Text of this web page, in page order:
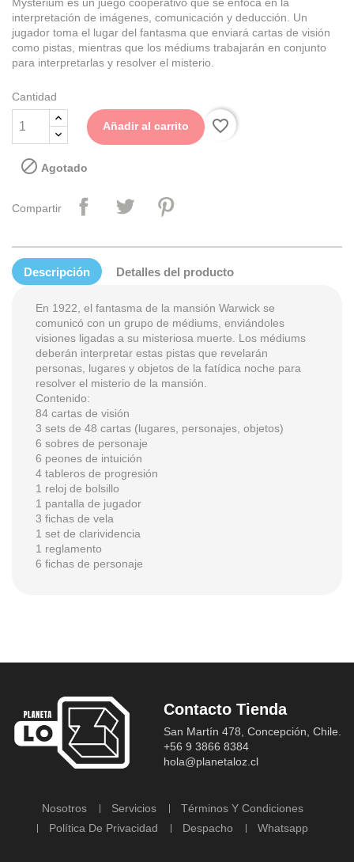
Mysterium es un juego cooperativo que se enfoca en la
interpretación de imágenes, comunicación y deducción. Un
jugador toma el lugar del fantasma que enviará cartas de visión
como pistas, mientras que los médiums trabajarán en conjunto
para interpretarlas y resolver el misterio.
Cantidad
Añadir al carrito favorite_border
 Agotado
Compartir
Descripción Detalles del producto
En 1922, el fantasma de la mansión Warwick se
comunicó con un grupo de médiums, enviándoles
visiones ligadas a su misteriosa muerte. Los médiums
deberán interpretar estas pistas que revelarán
personas, lugares y objetos de la fatídica noche para
resolver el misterio de la mansión.
Contenido:
84 cartas de visión
3 sets de 48 cartas (lugares, personajes, objetos)
6 sobres de personaje
6 peones de intuición
4 tableros de progresión
1 reloj de bolsillo
1 pantalla de jugador
3 fichas de vela
1 set de clarividencia
1 reglamento
6 fichas de personaje
Contacto Tienda
San Martín 478, Concepción, Chile.
+56 9 3866 8384
hola@planetaloz.cl
Nosotros Servicios
Términos Y Condiciones
Política De Privacidad
Despacho Whatsapp